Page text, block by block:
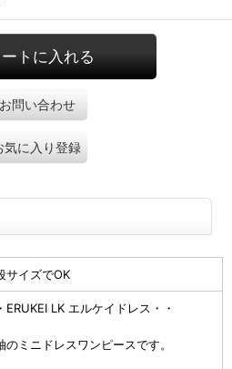
トに入れる
お問い合わせ
気に入り登録
サイズでOK
ERUKEI LK エルケイドレス・・
のミニドレスワンピースです。